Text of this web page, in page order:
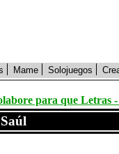
Mame Solojuegos
para que Letras